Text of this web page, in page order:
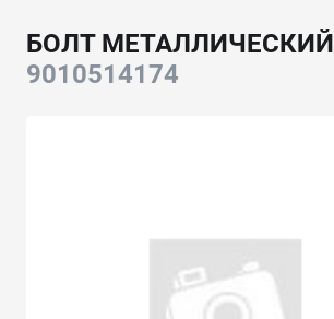
БОЛТ МЕТАЛЛИЧЕСКИЙ
9010514174